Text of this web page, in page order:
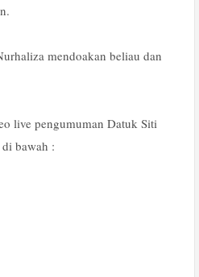
mendoakan beliau dan
live pengumuman Datuk Siti
bawah :